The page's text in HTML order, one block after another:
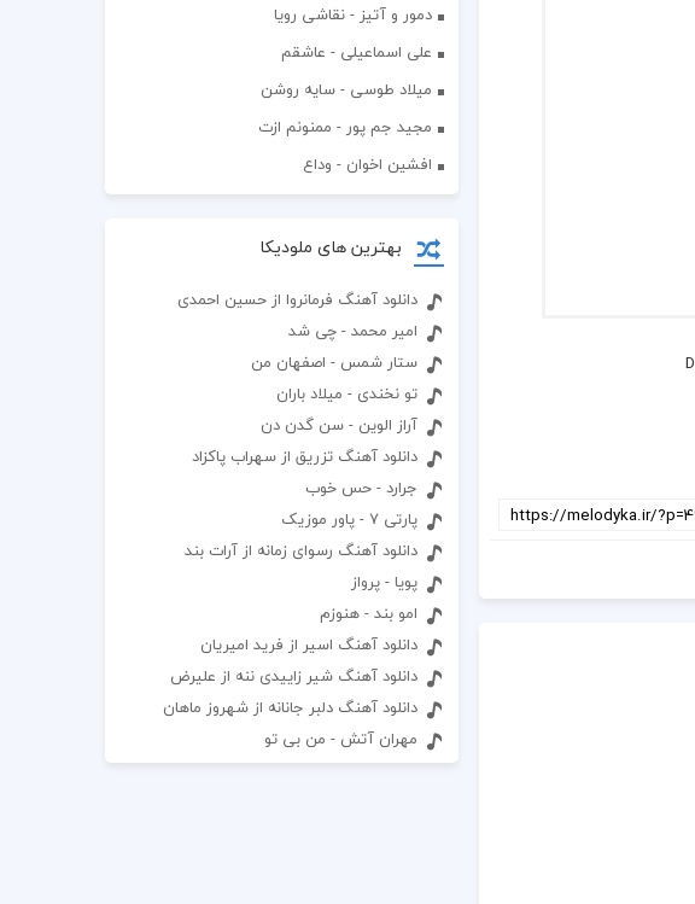
دمور و آتیز - نقاشی رویا
علی اسماعیلی - عاشقم
میلاد طوسی - سایه روشن
مجید جم پور - ممنونم ازت
افشين اخوان - وداع
بهترین های ملودیکا
دانلود آهنگ فرمانروا از حسین احمدی
امیر محمد - چی شد
ستار شمس - اصفهان من
تو نخندی - میلاد باران
آراز الوین - سن گدن دن
دانلود آهنگ تزریق از سهراب پاکزاد
جرارد - حس خوب
پارتی 7 - پاور موزیک
دانلود آهنگ رسوای زمانه از آرات بند
پویا - پرواز
امو بند - هنوزم
دانلود آهنگ اسیر از فرید امیریان
دانلود آهنگ شیر زاییدی ننه از علیرض
دانلود آهنگ دلبر جانانه از شهروز ماهان
مهران آتش - من بی تو